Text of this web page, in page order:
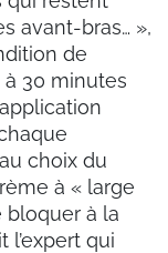
avant-bras… »,
de
à 30 minutes
choix du
à « large
bloquer à la
l’expert qui